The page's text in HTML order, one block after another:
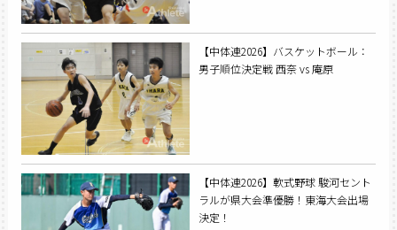
【中体連2026】バスケットボール：
男子順位決定戦 西奈 vs 庵原
【中体連2026】軟式野球 駿河セント
ラルが県大会準優勝！東海大会出場
決定！